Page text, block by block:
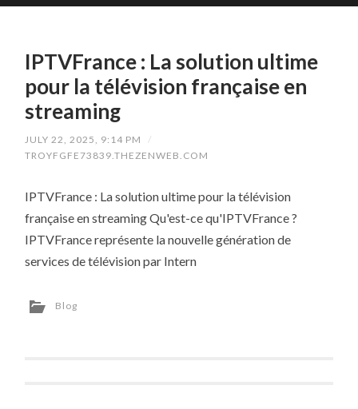
IPTVFrance : La solution ultime
pour la télévision française en
streaming
JULY 22, 2025, 9:14 PM
/
TROYFGFE73839.THEZENWEB.COM
IPTVFrance : La solution ultime pour la télévision
française en streaming Qu'est-ce qu'IPTVFrance ?
IPTVFrance représente la nouvelle génération de
services de télévision par Intern
Blog